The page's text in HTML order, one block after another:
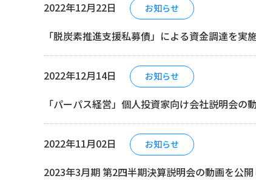
2022年12月22日 お知らせ
「脱炭素推進支援私募債」による資金調達を実
2022年12月14日 お知らせ
「パーパス経営」個人投資家向け会社説明会の
2022年11月02日 お知らせ
2023年3月期 第2四半期決算説明会の動画を公